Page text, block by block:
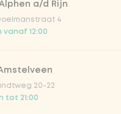
zilvervliesrijst, paksoi,
kool, extra chinese
topping van
door Naomi
o.a. de KNVB.
a/d Rijn
4
vanaf 12:00
20-22
tot 21:00